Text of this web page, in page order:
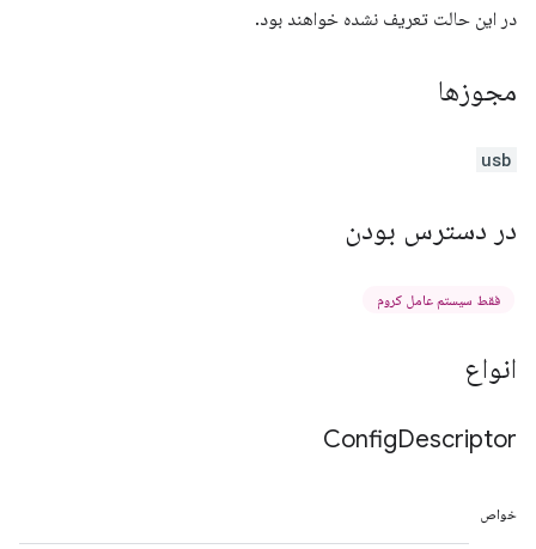
در این حالت تعریف نشده خواهند بود.
مجوزها
usb
در دسترس بودن
فقط سیستم عامل کروم
انواع
ConfigDescriptor
خواص